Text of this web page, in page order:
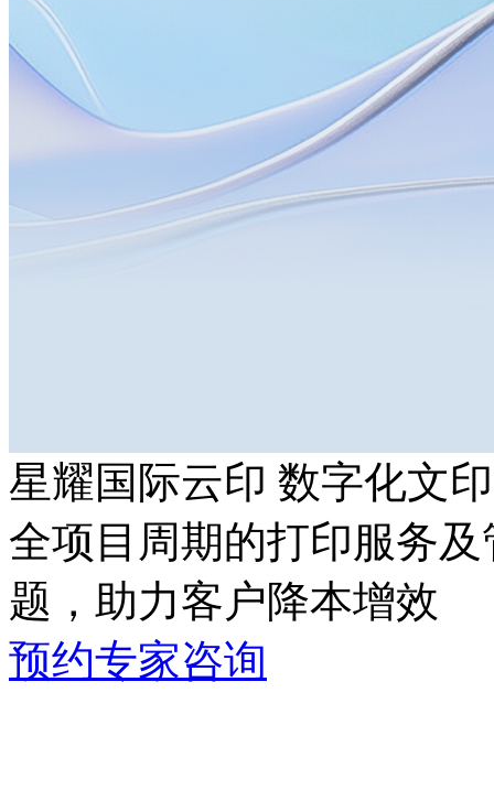
星耀国际云印 数字化文
全项目周期的打印服务及
题，助力客户降本增效
预约专家咨询